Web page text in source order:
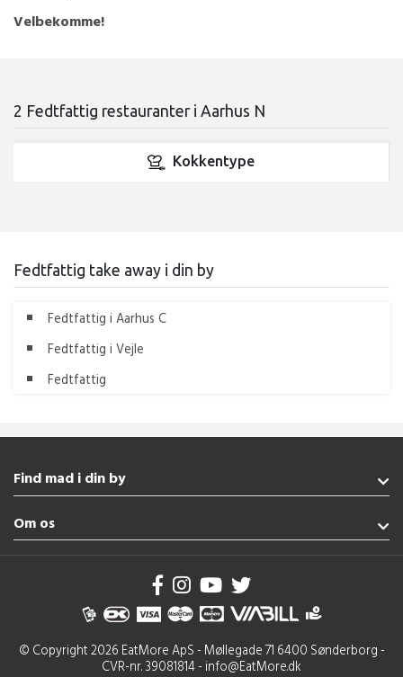
Velbekomme!
2 Fedtfattig restauranter i Aarhus N
Kokkentype
Fedtfattig take away i din by
Fedtfattig i Aarhus C
Fedtfattig i Vejle
Fedtfattig
Find mad i din by
Gråsten
Broager
Haderslev
Se flere byer
Italiensk Gråsten
Om os
Handelsbetingelser
© Copyright 2026 EatMore ApS - Møllegade 71 6400 Sønderborg -
CVR-nr. 39081814 - info@EatMore.dk